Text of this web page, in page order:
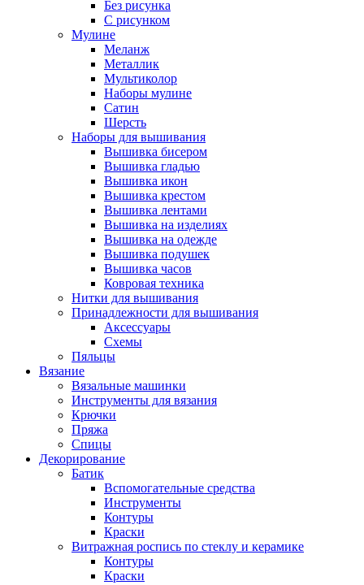
Без рисунка
С рисунком
Мулине
Меланж
Металлик
Мультиколор
Наборы мулине
Сатин
Шерсть
Наборы для вышивания
Вышивка бисером
Вышивка гладью
Вышивка икон
Вышивка крестом
Вышивка лентами
Вышивка на изделиях
Вышивка на одежде
Вышивка подушек
Вышивка часов
Ковровая техника
Нитки для вышивания
Принадлежности для вышивания
Аксессуары
Схемы
Пяльцы
Вязание
Вязальные машинки
Инструменты для вязания
Крючки
Пряжа
Спицы
Декорирование
Батик
Вспомогательные средства
Инструменты
Контуры
Краски
Витражная роспись по стеклу и керамике
Контуры
Краски